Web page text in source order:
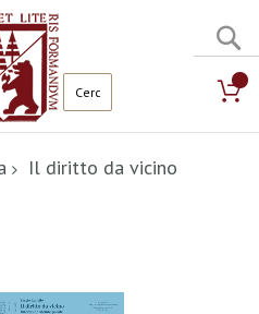
Il diritto da vicino